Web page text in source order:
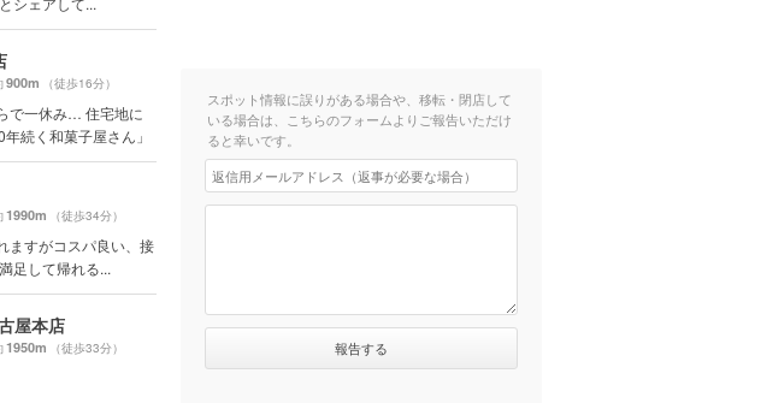
900m （徒歩16分）
で一休み… 住宅地に
続く和菓子屋さん」
1990m （徒歩34分）
ますがコスパ良い、接
足して帰れる...
屋本店
1950m （徒歩33分）
スポット情報に誤りがある場合や、移転・閉店して
いる場合は、こちらのフォームよりご報告いただけ
ると幸いです。